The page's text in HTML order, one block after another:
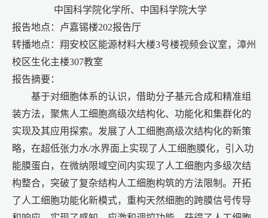
中国科学院化学所、中国科学院大学
报告地点：卢嘉锡楼202报告厅
转播地点：翔安校区能源材料大楼3号楼视频会议室，漳州
校区生化主楼307教室
报告摘要：
基于对细胞体系的认识，借助分子基元合成和精准组
装方法，聚焦人工细胞高级次结构化、功能化和集群化的
实现及其应用探索。发展了人工细胞高级次结构化的新策
略，在超低张力水/水界面上实现了人工细胞膜化，引入功
能膜蛋白，在微纳限域空间内实现了人工细胞内多级次结
构整合，突破了复杂结构人工细胞构筑的方法限制。开拓
了人工细胞功能化新模式，重构天然细胞的跨膜信号传导